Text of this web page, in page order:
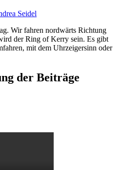
Seidel
Wir fahren nordwärts Richtung
der Ring of Kerry sein. Es gibt
mit dem Uhrzeigersinn oder
der Beiträge